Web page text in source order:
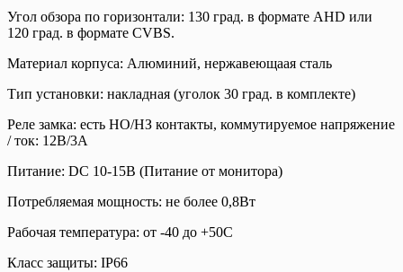
Угол обзора по горизонтали: 130 град. в формате AHD или
120 град. в формате CVBS.
Материал корпуса: Алюминий, нержавеющаая сталь
Тип установки: накладная (уголок 30 град. в комплекте)
Реле замка: есть НО/НЗ контакты, коммутируемое напряжение
/ ток: 12В/3А
Питание: DC 10-15В (Питание от монитора)
Потребляемая мощность: не более 0,8Вт
Рабочая температура: от -40 до +50С
Класс защиты: IP66